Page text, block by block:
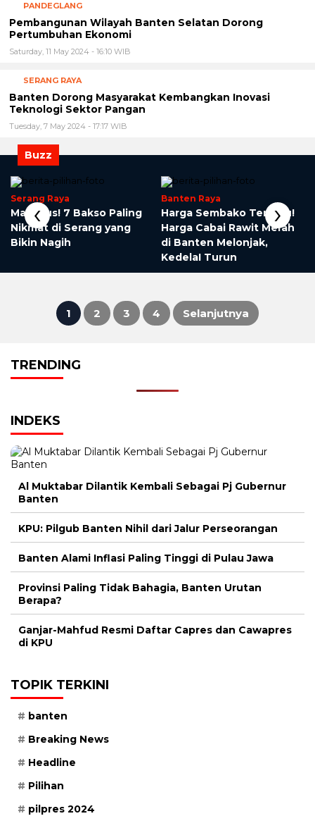
PANDEGLANG
Pembangunan Wilayah Banten Selatan Dorong
Pertumbuhan Ekonomi
Saturday, 11 May 2024 - 16:10 WIB
SERANG RAYA
Banten Dorong Masyarakat Kembangkan Inovasi
Teknologi Sektor Pangan
Tuesday, 7 May 2024 - 17:17 WIB
Buzz
Serang Raya
Maknyus! 7 Bakso Paling
Nikmat di Serang yang
Bikin Nagih
Banten Raya
Harga Sembako Terbaru!
Harga Cabai Rawit Merah
di Banten Melonjak,
KedelaI Turun
‹ ›
Posts
pagination
1 2 3 4 Selanjutnya
TRENDING
INDEKS
Al Muktabar Dilantik Kembali Sebagai Pj Gubernur
Banten
KPU: Pilgub Banten Nihil dari Jalur Perseorangan
Banten Alami Inflasi Paling Tinggi di Pulau Jawa
Provinsi Paling Tidak Bahagia, Banten Urutan
Berapa?
Ganjar-Mahfud Resmi Daftar Capres dan Cawapres
di KPU
TOPIK TERKINI
banten
Breaking News
Headline
Pilihan
pilpres 2024